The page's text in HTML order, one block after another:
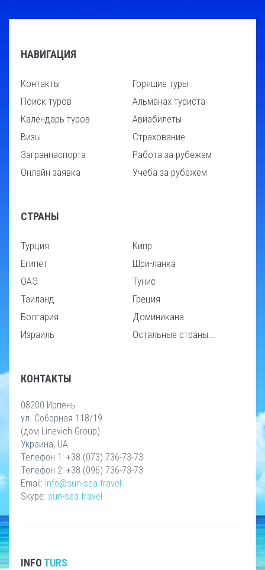
НАВИГАЦИЯ
Контакты
Поиск туров
Календарь туров
Визы
Загранпаспорта
Онлайн заявка
Горящие туры
Альманах туриста
Авиабилеты
Страхование
Работа за рубежем
Учеба за рубежем
СТРАНЫ
Турция
Египет
ОАЭ
Таиланд
Болгария
Израиль
Кипр
Шри-ланка
Тунис
Греция
Доминикана
Остальные страны...
КОНТАКТЫ
08200 Ирпень
ул. Соборная 118/19
(дом Linevich Group)
Украина, UA
Телефон 1: +38 (073) 736-73-73
Телефон 2: +38 (096) 736-73-73
Email: info@sun-sea.travel
Skype: sun-sea.travel
INFO TURS